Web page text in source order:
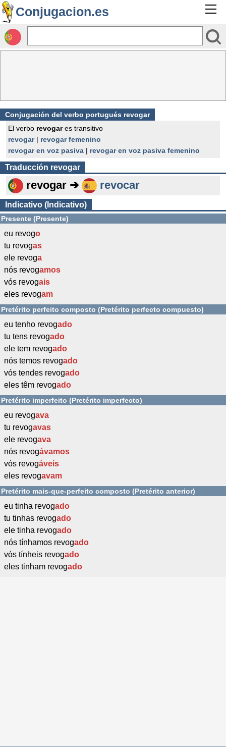
Conjugacion.es
Conjugación del verbo portugués revogar
El verbo revogares transitivo
revogar| revogar femenino
revogar en voz pasiva | revogar en voz pasiva femenino
Traducción revogar
revogar ➔ revocar
Indicativo (Indicativo)
Presente (Presente)
eu revogo
tu revogas
ele revoga
nós revogamos
vós revogais
eles revogam
Pretérito perfeito composto (Pretérito perfecto compuesto)
eu tenho revogado
tu tens revogado
ele tem revogado
nós temos revogado
vós tendes revogado
eles têm revogado
Pretérito imperfeito (Pretérito imperfecto)
eu revogava
tu revogavas
ele revogava
nós revogávamos
vós revogáveis
eles revogavam
Pretérito mais-que-perfeito composto (Pretérito anterior)
eu tinha revogado
tu tinhas revogado
ele tinha revogado
nós tínhamos revogado
vós tínheis revogado
eles tinham revogado